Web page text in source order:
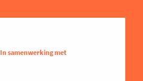
In samenwerking met